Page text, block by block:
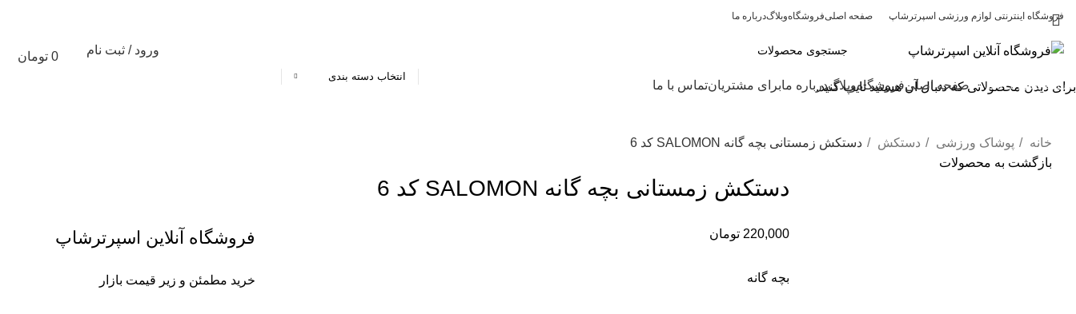
فروشگاه اینترنتی لوازم ورزشی اسپرترشاپ صفحه اصلیفروشگاهوبلاگدرباره ما
انتخاب دسته بندی
ورود / ثبت نام 0 تومان
دسته بندی کالاها صفحه اصلیفروشگاهوبلاگدرباره مابرای مشتریانتماس با ما
خانه پوشاک ورزشی دستکش
دستکش زمستانی بچه گانه SALOMON کد 6
بازگشت به محصولات
دستکش زمستانی بچه گانه SALOMON کد 6
220,000 تومان
بچه گانه
فروشگاه آنلاین اسپرترشاپ
خرید مطمئن و زیر قیمت بازار
برای دیدن محصولاتی که دنبال آن هستید تایپ کنید.